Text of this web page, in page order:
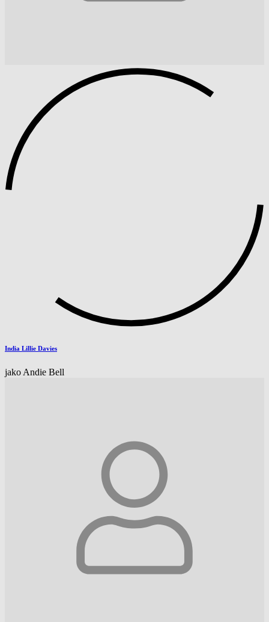
India Lillie Davies
jako Andie Bell